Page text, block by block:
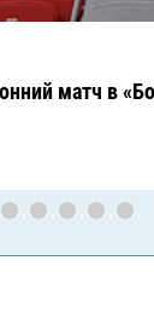
матч в